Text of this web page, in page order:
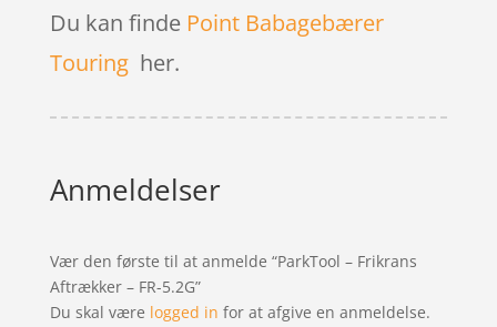
Du kan finde Point Babagebærer
Touringher.
Anmeldelser
Vær den første til at anmelde “ParkTool – Frikrans
Aftrækker – FR-5.2G”
Du skal være logged in for at afgive en anmeldelse.